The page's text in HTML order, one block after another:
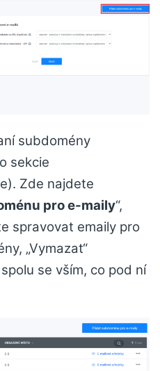
subdomény
sekcie
Zde najdete
pro e-maily“,
spravovat emaily pro
„Vymazat“
se vším, co pod ní